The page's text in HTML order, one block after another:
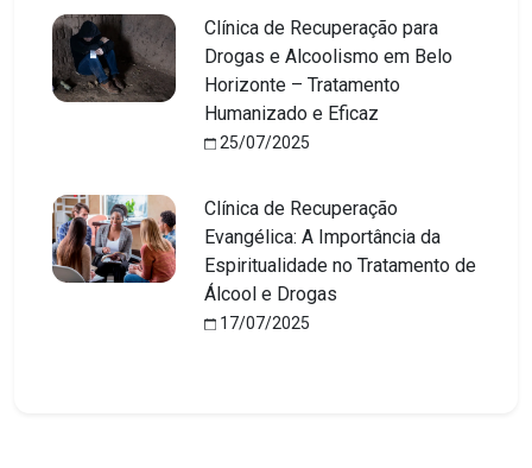
Clínica de Recuperação para
Drogas e Alcoolismo em Belo
Horizonte – Tratamento
Humanizado e Eficaz
25/07/2025
Clínica de Recuperação
Evangélica: A Importância da
Espiritualidade no Tratamento de
Álcool e Drogas
17/07/2025